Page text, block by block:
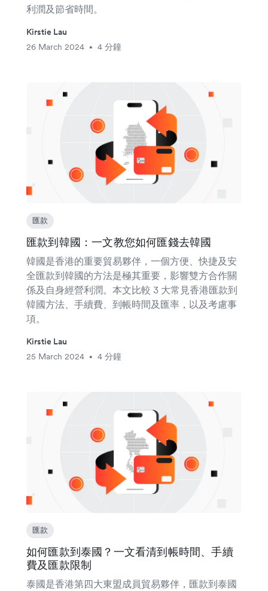
利潤及節省時間。
Kirstie Lau
26 March 2024
• 4 分鐘
匯款
匯款到韓國：一文教您如何匯錢去韓國
韓國是香港的重要貿易夥伴，一個方便、快捷及安
全匯款到韓國的方法是極其重要，影響雙方合作關
係及自身經營利潤。本文比較 3 大常見香港匯款到
韓國方法、手續費、到帳時間及匯率，以及考慮事
項。
Kirstie Lau
25 March 2024
• 4 分鐘
匯款
如何匯款到泰國？一文看清到帳時間、手續
費及匯款限制
泰國是香港第四大東盟成員貿易夥伴，匯款到泰國